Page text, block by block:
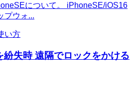
について。 iPhoneSE/iOS16
プウォ...
い方
失時 遠隔でロックをかける